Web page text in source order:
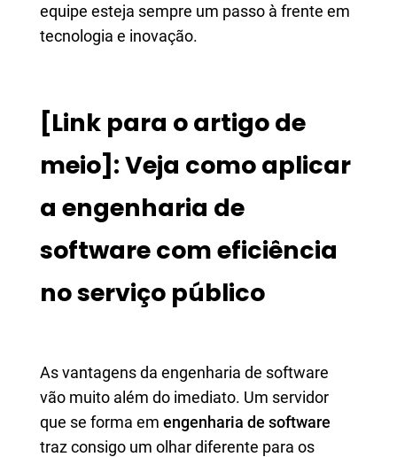
equipe esteja sempre um passo à frente em
tecnologia e inovação.
[Link para o artigo de
meio]: Veja como aplicar
a engenharia de
software com eficiência
no serviço público
As vantagens da engenharia de software
vão muito além do imediato. Um servidor
que se forma em engenharia de software
traz consigo um olhar diferente para os